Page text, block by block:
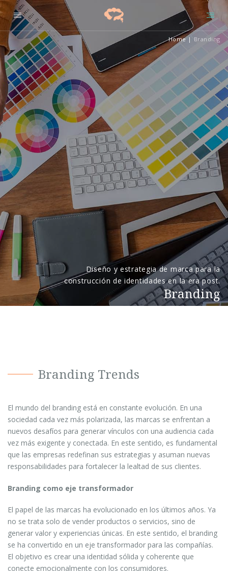
Diseño y estrategia de marca para la
construcción de identidades en la era post.
Branding
Branding Trends
El mundo del branding está en constante evolución. En una
sociedad cada vez más polarizada, las marcas se enfrentan a
nuevos desafíos para generar vínculos con una audiencia cada
vez más exigente y conectada. En este sentido, es fundamental
que las empresas redefinan sus estrategias y asuman nuevas
responsabilidades para fortalecer la lealtad de sus clientes.
Branding como eje transformador
El papel de las marcas ha evolucionado en los últimos años. Ya
no se trata solo de vender productos o servicios, sino de
generar valor y experiencias únicas. En este sentido, el branding
se ha convertido en un eje transformador para las compañías.
El objetivo es crear una identidad sólida y coherente que
conecte emocionalmente con los consumidores.
Home| Branding